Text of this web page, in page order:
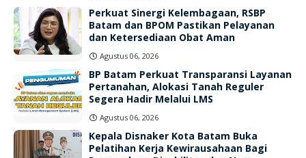
Perkuat Sinergi Kelembagaan, RSBP
Batam dan BPOM Pastikan Pelayanan
dan Ketersediaan Obat Aman
Agustus 06, 2026
BP Batam Perkuat Transparansi Layanan
Pertanahan, Alokasi Tanah Reguler
Segera Hadir Melalui LMS
Agustus 06, 2026
Kepala Disnaker Kota Batam Buka
Pelatihan Kerja Kewirausahaan Bagi